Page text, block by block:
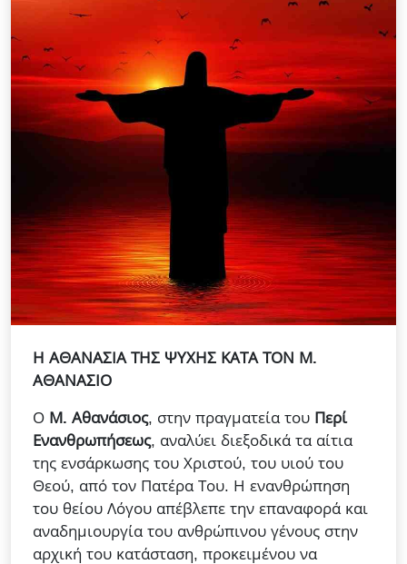
Η ΑΘΑΝΑΣΙΑ ΤΗΣ ΨΥΧΗΣ ΚΑΤΑ ΤΟΝ Μ.
ΑΘΑΝΑΣΙΟ
Ο Μ. Αθανάσιος, στην πραγματεία του Περί
Ενανθρωπήσεως, αναλύει διεξοδικά τα αίτια
της ενσάρκωσης του Χριστού, του υιού του
Θεού, από τον Πατέρα Του. Η ενανθρώπηση
του θείου Λόγου απέβλεπε την επαναφορά και
αναδημιουργία του ανθρώπινου γένους στην
αρχική του κατάσταση, προκειμένου να